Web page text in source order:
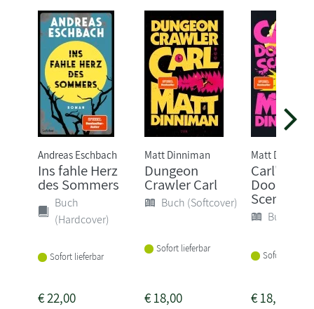
Andreas Eschbach
Ins fahle Herz
des Sommers
Buch
(Hardcover)
Sofort lieferbar
€22,00
Matt Dinniman
Dungeon
Crawler Carl
Buch (Softcover)
Sofort lieferbar
€18,00
Matt
Carl's
Scenario
Buch
Sofort
€18,00